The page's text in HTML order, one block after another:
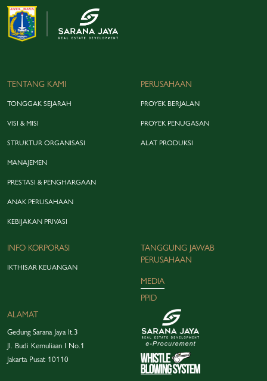
TENTANG KAMI
TONGGAK SEJARAH
VISI & MISI
STRUKTUR ORGANISASI
MANAJEMEN
PRESTASI & PENGHARGAAN
ANAK PERUSAHAAN
KEBIJAKAN PRIVASI
PERUSAHAAN
PROYEK BERJALAN
PROYEK PENUGASAN
ALAT PRODUKSI
INFO KORPORASI
IKTHISAR KEUANGAN
TANGGUNG JAWAB
PERUSAHAAN
MEDIA
PPID
ALAMAT
Gedung Sarana Jaya lt.3
Jl. Budi Kemuliaan I No.1
Jakarta Pusat 10110